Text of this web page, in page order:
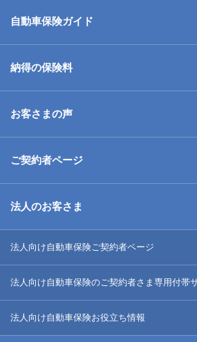
自動車保険ガイド
納得の保険料
お客さまの声
ご契約者ページ
法人のお客さま
法人向け自動車保険ご契約者ページ
法人向け自動車保険のご契約者さま専用付帯
法人向け自動車保険お役立ち情報